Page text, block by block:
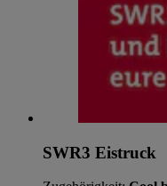
SWR3 Eistruck